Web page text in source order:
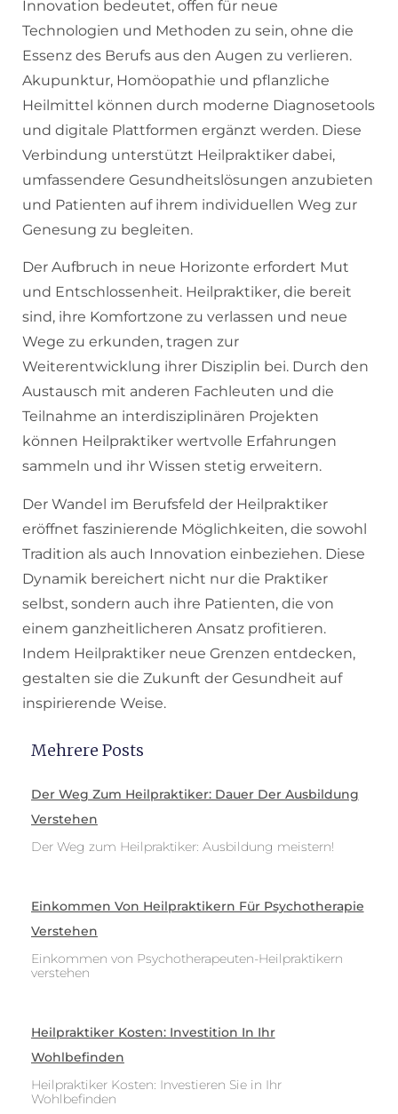
Innovation bedeutet, offen für neue
Technologien und Methoden zu sein, ohne die
Essenz des Berufs aus den Augen zu verlieren.
Akupunktur, Homöopathie und pflanzliche
Heilmittel können durch moderne Diagnosetools
und digitale Plattformen ergänzt werden. Diese
Verbindung unterstützt Heilpraktiker dabei,
umfassendere Gesundheitslösungen anzubieten
und Patienten auf ihrem individuellen Weg zur
Genesung zu begleiten.
Der Aufbruch in neue Horizonte erfordert Mut
und Entschlossenheit. Heilpraktiker, die bereit
sind, ihre Komfortzone zu verlassen und neue
Wege zu erkunden, tragen zur
Weiterentwicklung ihrer Disziplin bei. Durch den
Austausch mit anderen Fachleuten und die
Teilnahme an interdisziplinären Projekten
können Heilpraktiker wertvolle Erfahrungen
sammeln und ihr Wissen stetig erweitern.
Der Wandel im Berufsfeld der Heilpraktiker
eröffnet faszinierende Möglichkeiten, die sowohl
Tradition als auch Innovation einbeziehen. Diese
Dynamik bereichert nicht nur die Praktiker
selbst, sondern auch ihre Patienten, die von
einem ganzheitlicheren Ansatz profitieren.
Indem Heilpraktiker neue Grenzen entdecken,
gestalten sie die Zukunft der Gesundheit auf
inspirierende Weise.
Mehrere Posts
Der Weg Zum Heilpraktiker: Dauer Der Ausbildung
Verstehen
Der Weg zum Heilpraktiker: Ausbildung meistern!
Einkommen Von Heilpraktikern Für Psychotherapie
Verstehen
Einkommen von Psychotherapeuten-Heilpraktikern
verstehen
Heilpraktiker Kosten: Investition In Ihr
Wohlbefinden
Heilpraktiker Kosten: Investieren Sie in Ihr
Wohlbefinden